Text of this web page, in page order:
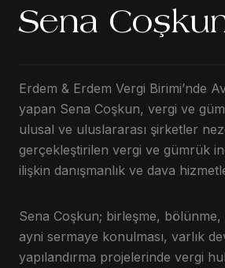
Sena
Erdem & Erdem Vergi Birimi’nde
yapan Sena Coşkun, vergi ve
ulusal ve uluslararası şirketler
gerçekleştirilen vergi ve gümrük
ilişkin danışmanlık ve dava
Sena Coşkun; birleşme, bölünme,
ayni sermaye konulması, varlık
yapılandırma projelerinde vergi